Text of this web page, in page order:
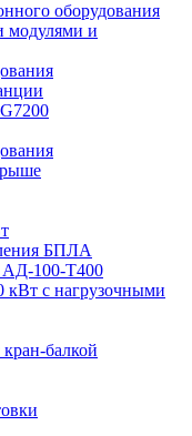
оборудования
модулями и
БПЛА
АД-100-Т400
кВт с нагрузочными
балкой